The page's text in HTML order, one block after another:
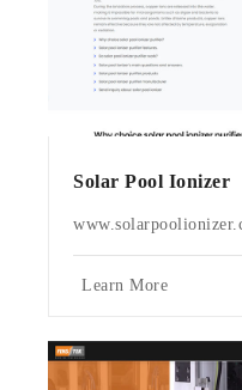
Solar Pool Ionizer
Learn More